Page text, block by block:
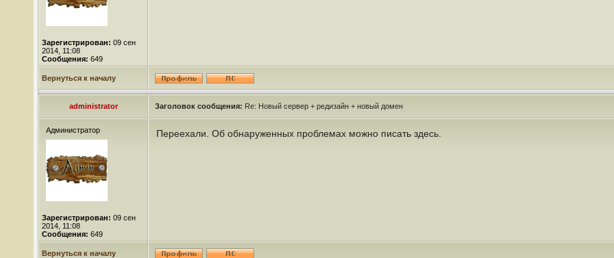
Зарегистрирован: 09 сен
2014, 11:08
Сообщения: 649
Вернуться к началу
administrator Заголовок сообщения: Re: Новый сервер + редизайн + новый домен
Администратор
Зарегистрирован: 09 сен
2014, 11:08
Сообщения: 649
Переехали. Об обнаруженных проблемах можно писать здесь.
Вернуться к началу